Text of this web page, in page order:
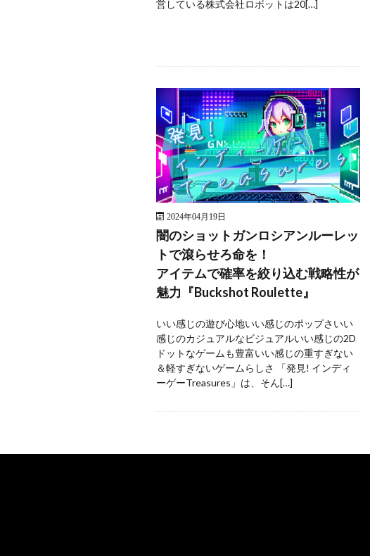
営している株式会社ロボットは20[…]
2024年04月19日
闇のショットガンロシアンルーレッ
トで滾らせろ命を！
アイテムで確率を絞り込む戦略性が
魅力『Buckshot Roulette』
いい感じの遊び心地いい感じのポップさいい
感じのカジュアルなビジュアルいい感じの2D
ドットなゲームも豊富いい感じの重すぎない
＆軽すぎないゲームらしさ 「発見! インディ
ーゲーTreasures」は、そん[…]